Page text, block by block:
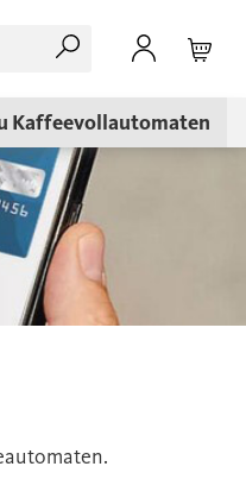
Kaffeevollautomaten